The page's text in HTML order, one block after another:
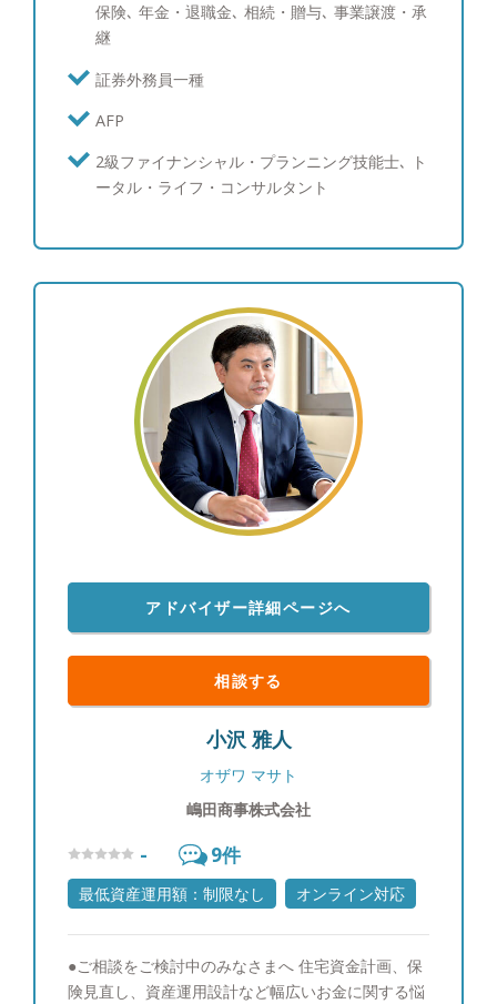
めの、伴走者であり続けたい』 質の高いFPサービ
スと、サポート体制を提供致します。 将来、自分
や家族の夢をかなえ「自分らしく豊かで不安のない
り離せない存在です。 私たちおかねの相談室のフ
ァイナンシャルプランナーはお金に関する様々な疑
問や不安をお客様側に寄り添い支え続けながら解決
し、皆様が自分らしく豊かな人生を送っていただく
のために幅広く質の高いFPサービスの提供と、組織
として長期的なプランをサポートできる体制を構築
し、お客様にいかに安心して長期的なお付き合いを
していただけるかを常に考え日々努力をいたしま
す。 今後とも、倍旧のご支援ご鞭撻賜りますよ
う、宜しくお願い申し上げます。
保険､ 年金・退職金､ 相続・贈与､ 事業譲渡・承
継
証券外務員一種
AFP
2級ファイナンシャル・プランニング技能士､ ト
ータル・ライフ・コンサルタント
アドバイザー詳細ページへ
相談する
小沢 雅人
オザワ マサト
嶋田商事株式会社
- 9件
最低資産運用額：制限なし オンライン対応
●ご相談をご検討中のみなさまへ 住宅資金計画、保
険見直し、資産運用設計など幅広いお金に関する悩